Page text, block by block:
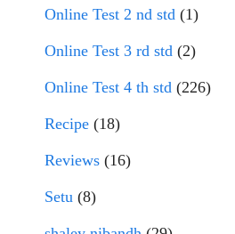
Online Test 2 nd std (1)
Online Test 3 rd std (2)
Online Test 4 th std (226)
Recipe (18)
Reviews (16)
Setu (8)